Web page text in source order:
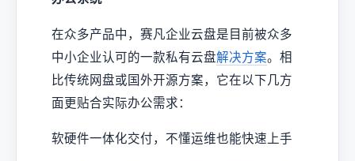
在众多产品中，赛凡企业云盘是目前被众多
中小企业认可的一款私有云盘解决方案。相
比传统网盘或国外开源方案，它在以下几方
面更贴合实际办公需求：
软硬件一体化交付，不懂运维也能快速上手